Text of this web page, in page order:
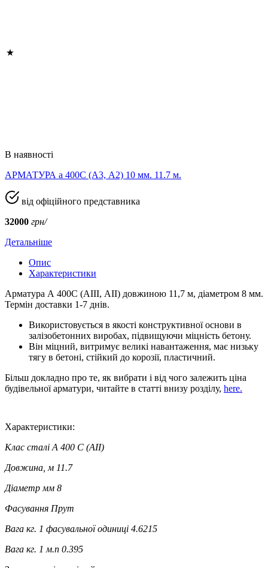
В наявності
АРМАТУРА а 400C (A3, А2) 10 мм. 11.7 м.
від офіційного представника
32000 грн/
Детальніше
Опис
Характеристики
Арматура А 400С (АIII, АII) довжиною 11,7 м, діаметром 8 мм.
Термін доставки 1-7 днів.
Використовується в якості конструктивної основи в
залізобетонних виробах, підвищуючи міцність бетону.
Він міцний, витримує великі навантаження, має низьку
тягу в бетоні, стійкий до корозії, пластичний.
Більш докладно про те, як вибрати і від чого залежить ціна
будівельної арматури, читайте в статті внизу розділу, here.
Характеристики:
Клас сталі A 400 C (AII)
Довжина, м 11.7
Діаметр мм 8
Фасування Прут
Вага кг. 1 фасувальної одиниці 4.6215
Вага кг. 1 м.п 0.395